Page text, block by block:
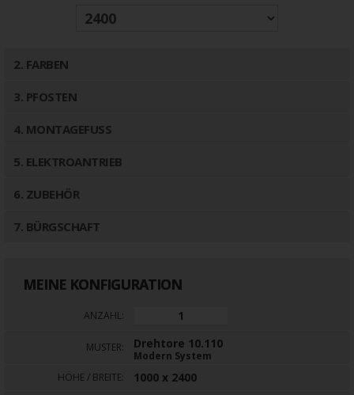
2. FARBEN
3. PFOSTEN
4. MONTAGEFUSS
5. ELEKTROANTRIEB
6. ZUBEHÖR
7. BÜRGSCHAFT
MEINE KONFIGURATION
ANZAHL:
MUSTER: Drehtore 10.110
Modern System
HÖHE / BREITE: 1000 x 2400